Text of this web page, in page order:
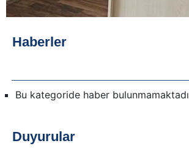
Haberler
Bu kategoride haber
Duyurular